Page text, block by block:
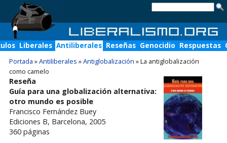
Liberales Antiliberales Reseñas Genocidio Respuestas
Portada »Antiliberales »Antiglobalización »La antiglobalización
como camelo
Reseña
Guía para una globalización alternativa:
otro mundo es posible
Francisco Fernández Buey
Ediciones B, Barcelona, 2005
360páginas